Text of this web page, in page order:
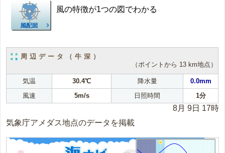
風の特徴が1つの図でわかる
周辺データ（牛深）
（ポイントから 13 km地点）
気温 30.4℃ 降水量
0.0mm
風速
5m/s 日照時間 1分
8月 9日 17時
気象庁アメダス地点のデータを掲載